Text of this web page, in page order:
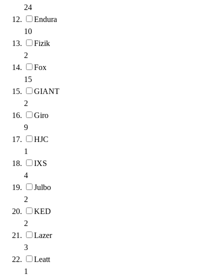
24
Endura
10
Fizik
2
Fox
15
GIANT
2
Giro
9
HJC
1
IXS
4
Julbo
2
KED
2
Lazer
3
Leatt
1